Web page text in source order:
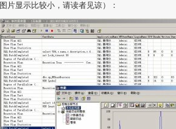
图片显示比较小，请读者见谅）：